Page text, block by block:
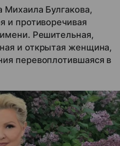
Михаила Булгакова,
и противоречивая
Решительная,
и открытая женщина,
перевоплотившаяся в